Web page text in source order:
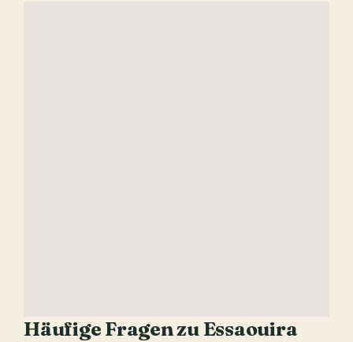
Häufige Fragen zu Essaouira